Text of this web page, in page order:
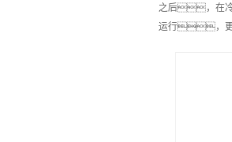
之后，在冷
运行，